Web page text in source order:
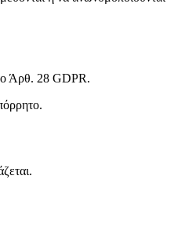
Άρθ. 28 GDPR.